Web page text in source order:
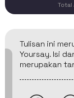
Total
Tulisan ini
Yoursay. Isi
merupakan